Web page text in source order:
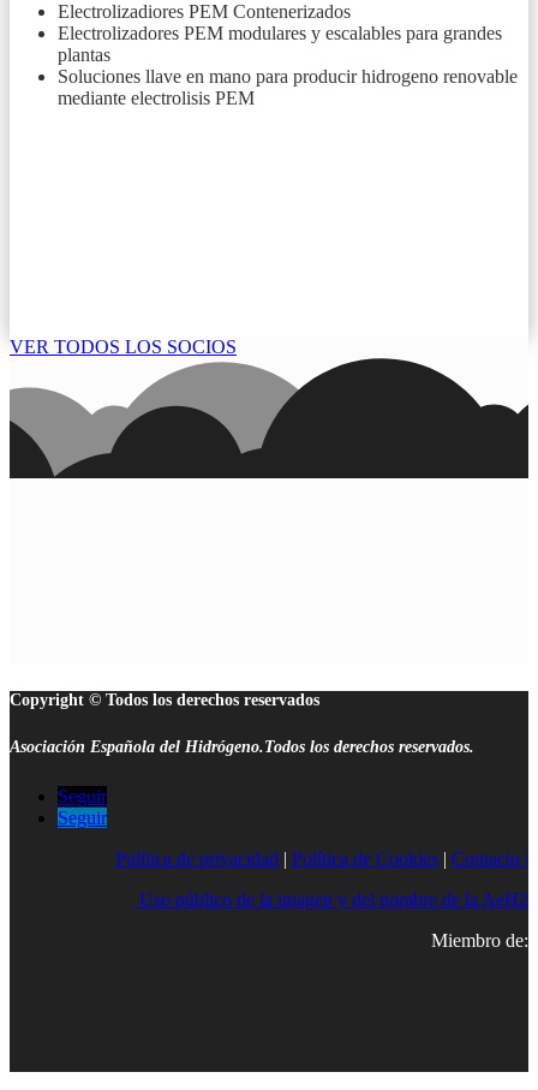
Electrolizadiores PEM Contenerizados
Electrolizadores PEM modulares y escalables para grandes
plantas
Soluciones llave en mano para producir hidrogeno renovable
mediante electrolisis PEM
VER TODOS LOS SOCIOS
Copyright © Todos los derechos reservados
Asociación Española del Hidrógeno.Todos los derechos reservados.
Seguir
Seguir
Política de privacidad | Política de Cookies | Contacto |
Uso público de la imagen y del nombre de la AeH2
Miembro de: